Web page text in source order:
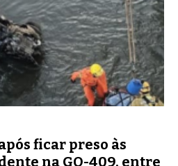
ficar preso às
na GO-409, entre